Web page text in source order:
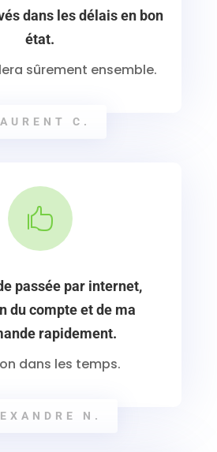
dans les délais en bon
état.
sûrement ensemble.
C.

passée par internet,
du compte et de ma
rapidement.
dans les temps.
N.